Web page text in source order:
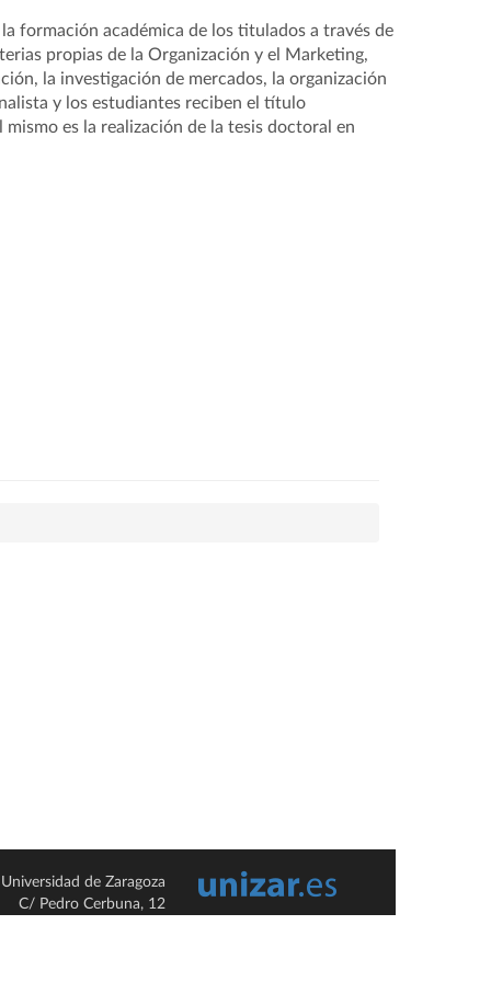
formación académica de los titulados a través de
propias de la Organización y el Marketing,
la investigación de mercados, la organización
y los estudiantes reciben el título
es la realización de la tesis doctoral en
Universidad de Zaragoza
C/ Pedro Cerbuna, 12